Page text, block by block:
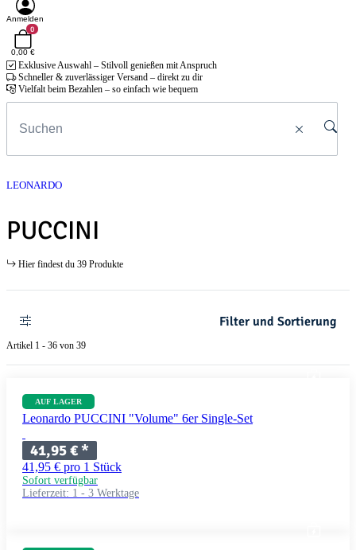
Anmelden
0
0,00 €
Exklusive Auswahl – Stilvoll genießen mit Anspruch
Schneller & zuverlässiger Versand – direkt zu dir
Vielfalt beim Bezahlen – so einfach wie bequem
LEONARDO
PUCCINI
Hier findest du 39 Produkte
Filter und Sortierung
Artikel 1 - 36 von 39
AUF LAGER
Leonardo PUCCINI "Volume" 6er Single-Set
41,95 €*
41,95 € pro 1 Stück
Sofort verfügbar
Lieferzeit: 1 - 3 Werktage